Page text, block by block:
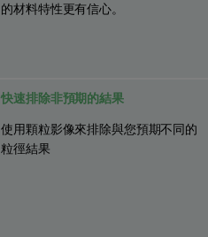
的材料特性更有信心。
快速排除非預期的結果
使用顆粒影像來排除與您預期不同的
粒徑結果